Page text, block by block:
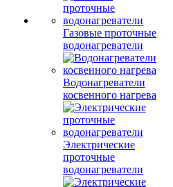
Газовые проточные
водонагреватели
Водонагреватели
косвенного нагрева
Электрические
проточные
водонагреватели